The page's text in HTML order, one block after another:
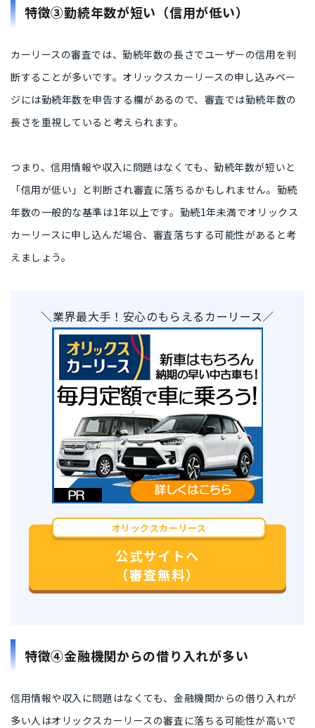
特徴③勤続年数が短い（信用が低い）
カーリースの審査では、勤続年数の長さでユーザーの信用を判
断することが多いです。オリックスカーリースの申し込みペー
ジには勤続年数を申告する欄があるので、審査では勤続年数の
長さを重視していると考えられます。
つまり、信用情報や収入に問題はなくても、勤続年数が短いと
「信用が低い」と判断され審査に落ちるかもしれません。勤続
年数の一般的な基準は1年以上です。勤続1年未満でオリックス
カーリースに申し込んだ場合、審査落ちする可能性があると考
えましょう。
＼業界最大手！安心のもらえるカーリース／
オリックスカーリース
公式サイトへ
（審査無料）
特徴④金融機関からの借り入れが多い
信用情報や収入に問題はなくても、金融機関からの借り入れが
多い人はオリックスカーリースの審査に落ちる可能性が高いで